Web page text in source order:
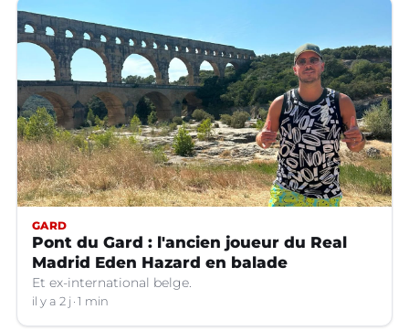
GARD
Pont du Gard : l'ancien joueur du Real
Madrid Eden Hazard en balade
Et ex-international belge.
il y a 2 j 1 min